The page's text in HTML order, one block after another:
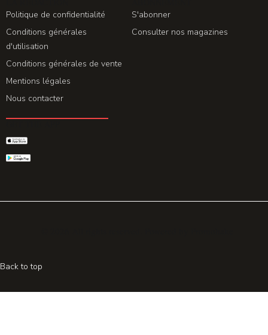
Politique de confidentialité
Conditions générales
d'utilisation
Conditions générales de vente
Mentions légales
Nous contacter
S'abonner
Consulter nos magazines
Back to top